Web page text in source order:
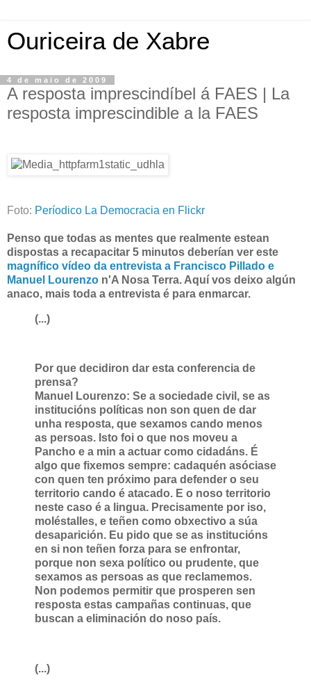
Ouriceira de Xabre
4 de maio de 2009
A resposta imprescindíbel á FAES | La
resposta imprescindible a la FAES
Foto: Períodico La Democracia en Flickr
Penso que todas as mentes que realmente estean
dispostas a recapacitar 5 minutos deberían ver este
magnífico vídeo da entrevista a Francisco Pillado e
Manuel Lourenzo n'A Nosa Terra. Aquí vos deixo algún
anaco, mais toda a entrevista é para enmarcar.
(...)
Por que decidiron dar esta conferencia de
prensa?
Manuel Lourenzo: Se a sociedade civil, se as
institucións políticas non son quen de dar
unha resposta, que sexamos cando menos
as persoas. Isto foi o que nos moveu a
Pancho e a min a actuar como cidadáns. É
algo que fixemos sempre: cadaquén asóciase
con quen ten próximo para defender o seu
territorio cando é atacado. E o noso territorio
neste caso é a lingua. Precisamente por iso,
moléstalles, e teñen como obxectivo a súa
desaparición. Eu pido que se as institucións
en si non teñen forza para se enfrontar,
porque non sexa político ou prudente, que
sexamos as persoas as que reclamemos.
Non podemos permitir que prosperen sen
resposta estas campañas continuas, que
buscan a eliminación do noso país.
(...)